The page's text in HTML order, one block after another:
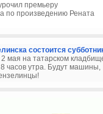
премьеру
по произведению Рената
состоится
мая на татарском
часов утра. Будут машины,